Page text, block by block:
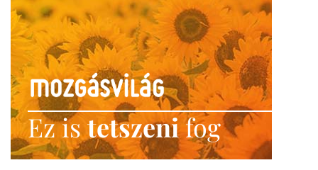
Ez istetszenifog